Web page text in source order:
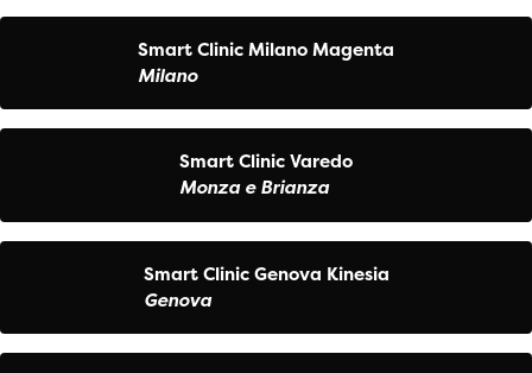
Smart Clinic Milano Magenta
Milano
Smart Clinic Varedo
Monza e Brianza
Smart Clinic Genova Kinesia
Genova